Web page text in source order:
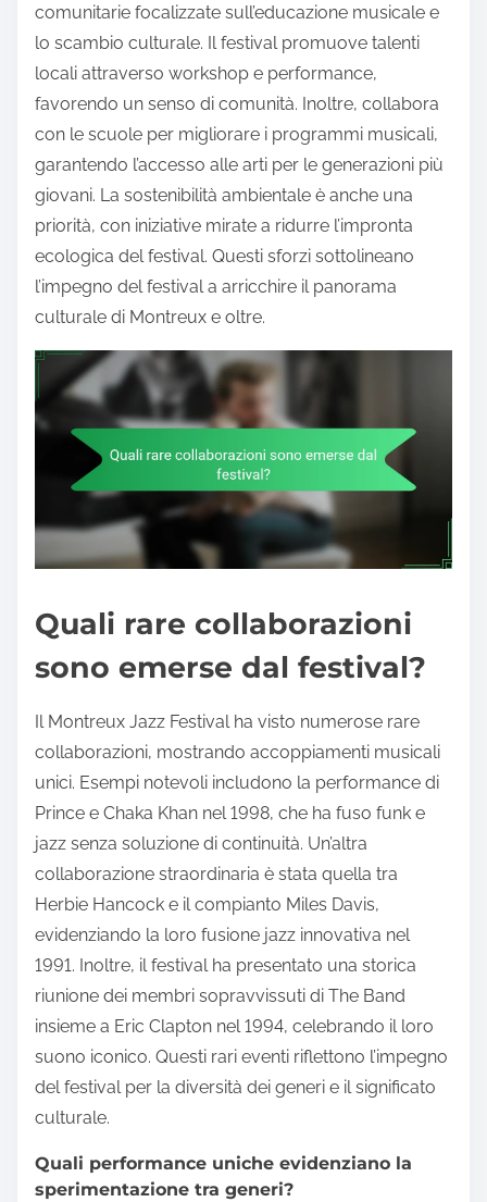
comunitarie focalizzate sull’educazione musicale e
lo scambio culturale. Il festival promuove talenti
locali attraverso workshop e performance,
favorendo un senso di comunità. Inoltre, collabora
con le scuole per migliorare i programmi musicali,
garantendo l’accesso alle arti per le generazioni più
giovani. La sostenibilità ambientale è anche una
priorità, con iniziative mirate a ridurre l’impronta
ecologica del festival. Questi sforzi sottolineano
l’impegno del festival a arricchire il panorama
culturale di Montreux e oltre.
Quali rare collaborazioni
sono emerse dal festival?
Il Montreux Jazz Festival ha visto numerose rare
collaborazioni, mostrando accoppiamenti musicali
unici. Esempi notevoli includono la performance di
Prince e Chaka Khan nel 1998, che ha fuso funk e
jazz senza soluzione di continuità. Un’altra
collaborazione straordinaria è stata quella tra
Herbie Hancock e il compianto Miles Davis,
evidenziando la loro fusione jazz innovativa nel
1991. Inoltre, il festival ha presentato una storica
riunione dei membri sopravvissuti di The Band
insieme a Eric Clapton nel 1994, celebrando il loro
suono iconico. Questi rari eventi riflettono l’impegno
del festival per la diversità dei generi e il significato
culturale.
Quali performance uniche evidenziano la
sperimentazione tra generi?